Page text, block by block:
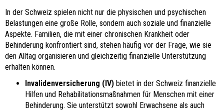
In der Schweiz spielen nicht nur die physischen und psychischen
Belastungen eine große Rolle, sondern auch soziale und finanzielle
Aspekte. Familien, die mit einer chronischen Krankheit oder
Behinderung konfrontiert sind, stehen häufig vor der Frage, wie sie
den Alltag organisieren und gleichzeitig finanzielle Unterstützung
erhalten können.
Invalidenversicherung (IV) bietet in der Schweiz finanzielle
Hilfen und Rehabilitationsmaßnahmen für Menschen mit einer
Behinderung. Sie unterstützt sowohl Erwachsene als auch